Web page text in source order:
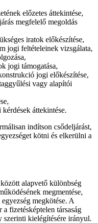
előzetes áttekintése,
megfelelő megoldás
iratok előkészítése,
jogi feltételeinek vizsgálata,
jogi támogatása,
jogi előkészítése,
vagy alapítói
áttekintése.
indítson csődeljárást,
kötni és elkerülni a
alapvető különbség
megmentése,
megkötése. A
a fizetésképtelen társaság
szerinti kielégítésére irányul.